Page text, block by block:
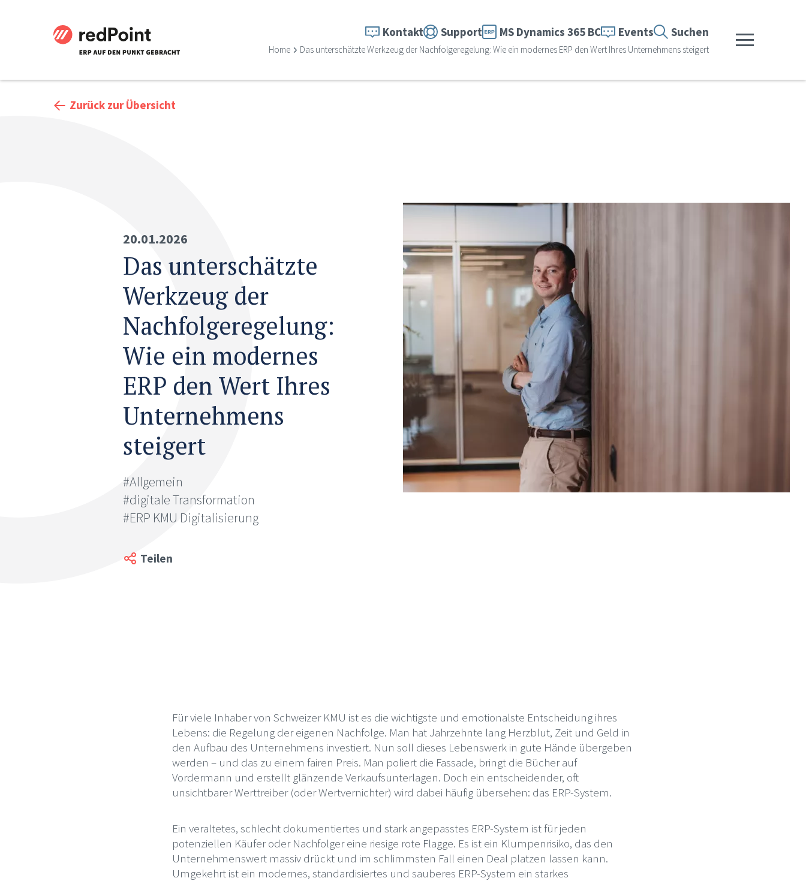
Kontakt Support MS Dynamics 365 BC Events Suchen
Home Das unterschätzte Werkzeug der Nachfolgeregelung: Wie ein modernes ERP den Wert Ihres Unternehmens steigert Menü
Zurück zur Übersicht
20.01.2026
Das unterschätzte
Werkzeug der
Nachfolgeregelung:
Wie ein modernes
ERP den Wert Ihres
Unternehmens
steigert
#Allgemein
#digitale Transformation
#ERP KMU Digitalisierung
Teilen
Für viele Inhaber von Schweizer KMU ist es die wichtigste und emotionalste Entscheidung ihres
Lebens: die Regelung der eigenen Nachfolge. Man hat Jahrzehnte lang Herzblut, Zeit und Geld in
den Aufbau des Unternehmens investiert. Nun soll dieses Lebenswerk in gute Hände übergeben
werden – und das zu einem fairen Preis. Man poliert die Fassade, bringt die Bücher auf
Vordermann und erstellt glänzende Verkaufsunterlagen. Doch ein entscheidender, oft
unsichtbarer Werttreiber (oder Wertvernichter) wird dabei häufig übersehen: das ERP-System.
Ein veraltetes, schlecht dokumentiertes und stark angepasstes ERP-System ist für jeden
potenziellen Käufer oder Nachfolger eine riesige rote Flagge. Es ist ein Klumpenrisiko, das den
Unternehmenswert massiv drückt und im schlimmsten Fall einen Deal platzen lassen kann.
Umgekehrt ist ein modernes, standardisiertes und sauberes ERP-System ein starkes